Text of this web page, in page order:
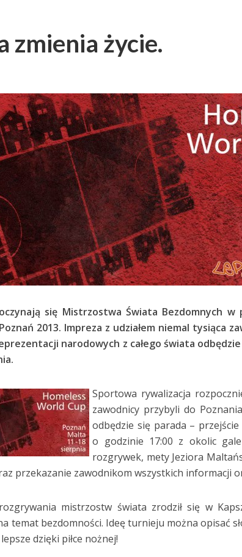
zmienia życie.
się Mistrzostwa Świata Bezdomnych w
2013. Impreza z udziałem niemal tysiąca
narodowych z całego świata
Sportowa rywalizacja
zawodnicy przybyli do
odbędzie się parada –
o godzinie 17:00 z okolic
rozgrywek, mety Jeziora
przekazanie zawodnikom wszystkich informacji
mistrzostw świata zrodził się w
temat bezdomności. Ideę turnieju można opisać
dzięki piłce nożnej!